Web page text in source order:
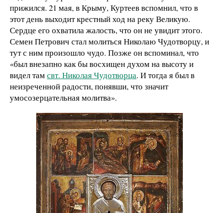
прижился. 21 мая, в Крыму, Куртеев вспомнил, что в
этот день выходит крестный ход на реку Великую.
Сердце его охватила жалость, что он не увидит этого.
Семен Петрович стал молиться Николаю Чудотворцу, и
тут с ним произошло чудо. Позже он вспоминал, что
«был внезапно как бы восхищен духом на высоту и
видел тамсвт. Николая Чудотворца. И тогда я был в
неизреченной радости, понявши, что значит
умосозерцательная молитва».